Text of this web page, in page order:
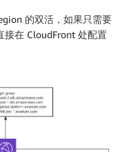
的双活，如果只需要
接在 CloudFront 处配置